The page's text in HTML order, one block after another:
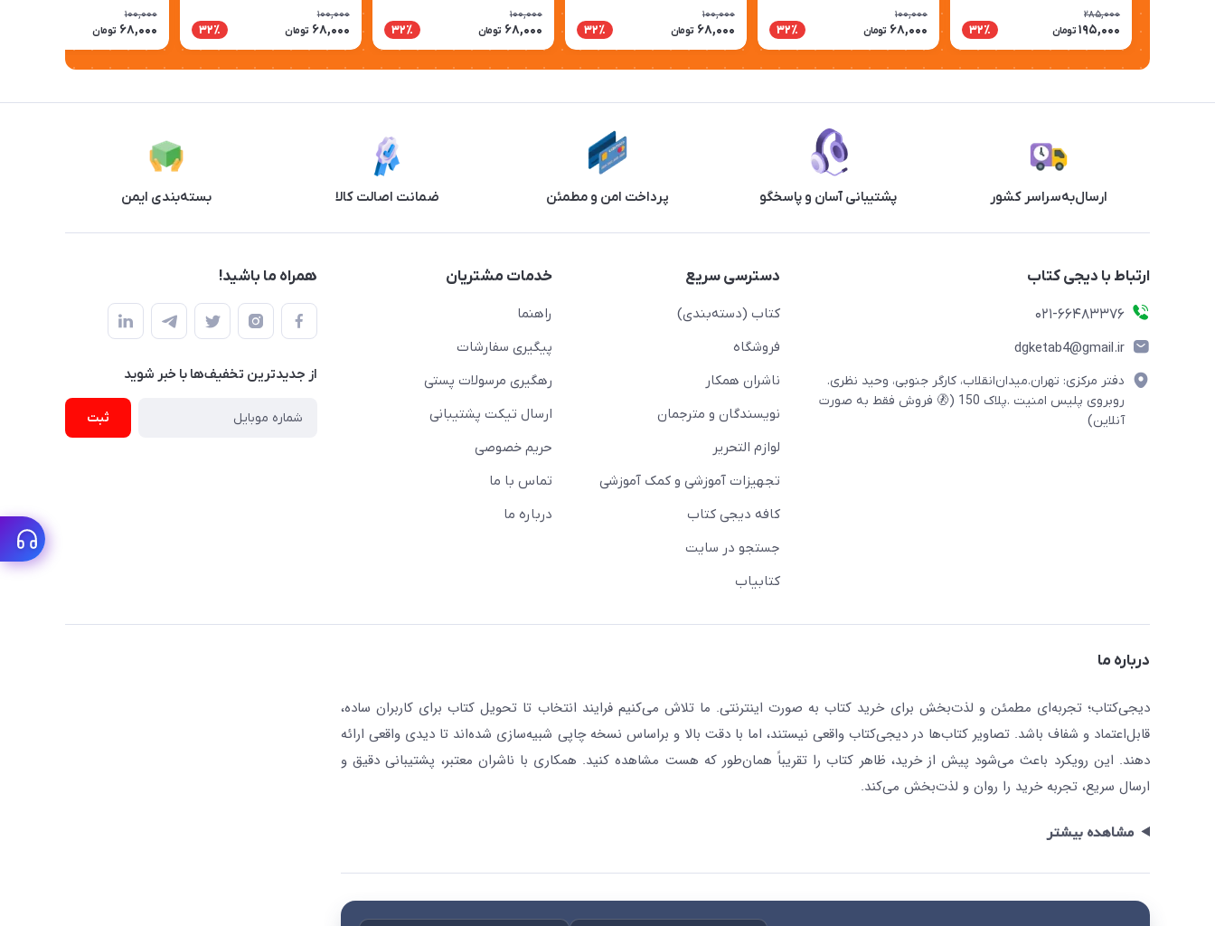
285,000
195,000 تومان 32٪
100,000
68,000 تومان 32٪
بود ( شعر کودک 👶)
100,000
68,000 تومان 32٪
شعر کودک 👶)
100,000
68,000 تومان 32٪
100,000
68,000 تومان 32٪
100,000
68,000 تومان
ارسال‌به‌سراسر کشور پشتیبانی آسان و پاسخگو پرداخت امن و مطمئن ضمانت اصالت کالا بسته‌بندی ایمن
ارتباط با دیجی کتاب
021-66483376
dgketab4@gmail.ir
دفتر مرکزی: تهران.میدان‌انقلاب، کارگر جنوبی، وحید نظری.
روبروی پلیس امنیت .پلاک 150 (🚷 فروش فقط به صورت
آنلاین)
دسترسی سریع
کتاب (دسته‌بندی)
فروشگاه
ناشران همکار
نویسندگان و مترجمان
لوازم التحریر
تجهیزات آموزشی و کمک آموزشی
کافه دیجی کتاب
جستجو در سایت
کتابیاب
خدمات مشتریان
راهنما
پیگیری سفارشات
رهگیری مرسولات پستی
ارسال تیکت پشتیبانی
حریم خصوصی
تماس با ما
درباره ما
همراه ما باشید!
از جدید‌ترین تخفیف‌ها با‌ خبر شوید
ثبت
درباره ما
دیجی‌کتاب؛ تجربه‌ای مطمئن و لذت‌بخش برای خرید کتاب به صورت اینترنتی. ما تلاش می‌کنیم فرایند انتخاب تا تحویل کتاب برای کاربران ساده،
قابل‌اعتماد و شفاف باشد. تصاویر کتاب‌ها در دیجی‌کتاب واقعی نیستند، اما با دقت بالا و براساس نسخه چاپی شبیه‌سازی شده‌اند تا دیدی واقعی ارائه
دهند. این رویکرد باعث می‌شود پیش از خرید، ظاهر کتاب را تقریباً همان‌طور که هست مشاهده کنید. همکاری با ناشران معتبر، پشتیبانی دقیق و
ارسال سریع، تجربه خرید را روان و لذت‌بخش می‌کند.
مشاهده بیشتر